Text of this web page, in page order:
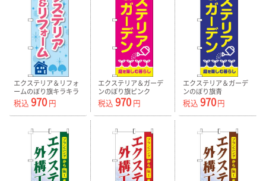
エクステリア＆リフォ
ームのぼり旗キラキラ
青 0350073IN
税込 970 円
エクステリア＆ガーデ
ンのぼり旗ピンク
0350054IN
税込 970円
エクステリア＆ガーデ
ンのぼり旗青
0350055IN
税込 970円